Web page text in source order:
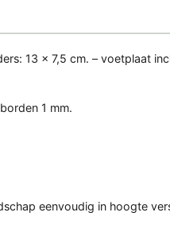
13 x 7,5 cm. – voetplaat
1 mm.
eenvoudig in hoogte